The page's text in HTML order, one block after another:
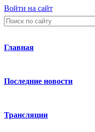
Войти на сайт
Главная
Последние новости
Трансляции